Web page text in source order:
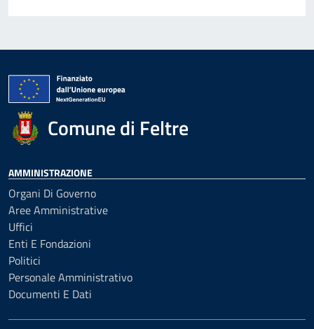
Comune di Feltre
AMMINISTRAZIONE
Organi Di Governo
Aree Amministrative
Uffici
Enti E Fondazioni
Politici
Personale Amministrativo
Documenti E Dati